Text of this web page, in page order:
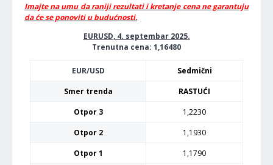
Imajte na umu da raniji rezultati i kretanje cena ne garantuju
da će se ponoviti u budućnosti.
EURUSD, 4. septembar 2025.
Trenutna cena: 1,16480
EUR/USD
Sedmični
Smer trenda
RASTUĆI
Otpor 3
1,2230
Otpor 2
1,1930
Otpor 1
1,1790